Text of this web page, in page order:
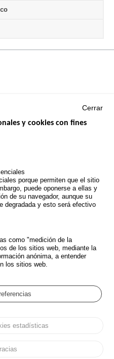
PROCEDENTES DE
ESTUDIOS
y CookiesAdministrar las cookies
Cerrar
y cookies con fines
porque permiten que el sitio
puede oponerse a ellas y
de su navegador, aunque su
degradada y esto será efectivo
como "medición de la
de los sitios web, mediante la
anónima, a entender
los sitios web.
estadísticas